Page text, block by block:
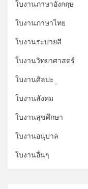
ใบงานภาษาอังกฤษ
ใบงานภาษาไทย
ใบงานระบายสี
ใบงานวิทยาศาสตร์
ใบงานศิลปะ
ใบงานสังคม
ใบงานสุขศึกษา
ใบงานอนุบาล
ใบงานอื่นๆ